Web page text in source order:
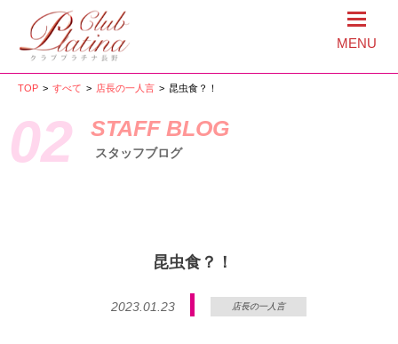
MENU
TOP > すべて > 店長の一人言 > 昆虫食？！
02 STAFF BLOG
スタッフブログ
昆虫食？！
2023.01.23 店長の一人言